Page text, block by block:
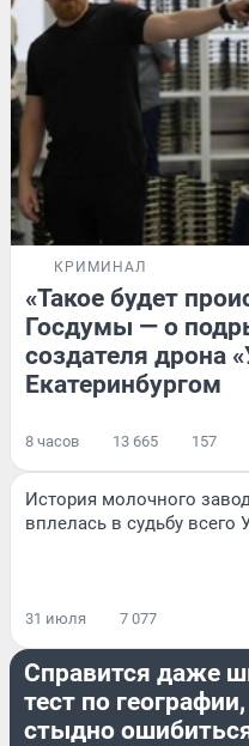
КРИМИНАЛ
«Такое будет
Госдумы — о
создателя дрона
Екатеринбургом
8 часов 13 665 157
История молочного
вплелась в судьбу всего
31 июля 7 077
Справится даже
тест по
стыдно